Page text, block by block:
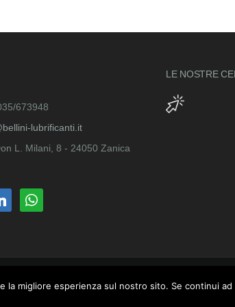
673948
lubrificanti.it
L. Milani, 8 - 24050 Zanica
whatsapp
LE NOSTRE
la migliore esperienza sul nostro sito. Se continui